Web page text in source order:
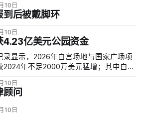
10日
到后被戴脚环
10日
4.23亿美元公园资金
录显示，2026年白宫场地与国家广场项
2024年不足2000万美元猛增；其中白宫
，白宫与国家广场的额度甚至超过九
10日
顾问
10日